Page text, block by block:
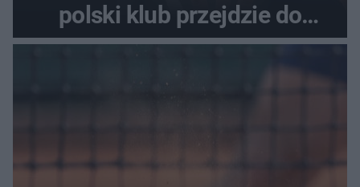
polski klub przejdzie do
historii